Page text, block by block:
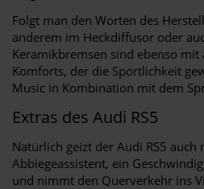
Folgt man den Worten des
anderem im Heckdiffusor oder
Keramikbremsen sind ebenso
Komforts, der die Sportlichkeit
Music in Kombination mit dem
Extras des Audi RS5
Natürlich geizt der Audi RS5
Abbiegeassistent, ein
und nimmt den Querverkehr ins